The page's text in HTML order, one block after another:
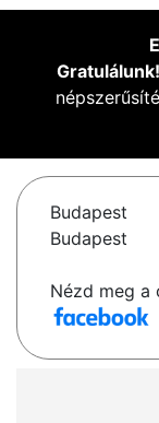
Gratulálunk!
Budapest
Budapest
Nézd meg a